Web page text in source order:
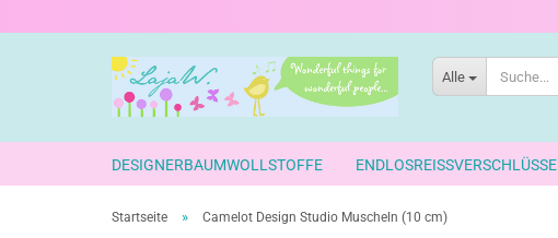
Alle
DESIGNERBAUMWOLLSTOFFE ENDLOSREISSVERSCHLÜSSE
Startseite » Camelot Design Studio Muscheln (10 cm)